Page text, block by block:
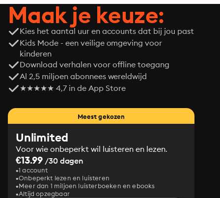
Maak je keuze:
Kies het aantal uur en accounts dat bij jou past
Kids Mode - een veilige omgeving voor
kinderen
Download verhalen voor offline toegang
Al 2,5 miljoen abonnees wereldwijd
★★★★★ 4,7 in de App Store
Meest gekozen
Unlimited
Voor wie onbeperkt wil luisteren en lezen.
€13.99 /30 dagen
1 account
Onbeperkt lezen en luisteren
Meer dan 1 miljoen luisterboeken en ebooks
Altijd opzegbaar